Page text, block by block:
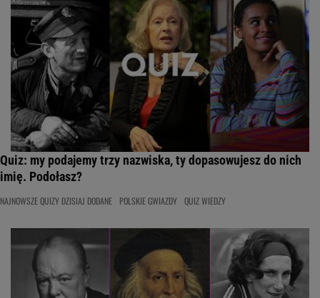
Quiz: my podajemy trzy nazwiska, ty dopasowujesz do nich
imię. Podołasz?
NAJNOWSZE QUIZY DZISIAJ DODANE POLSKIE GWIAZDY QUIZ WIEDZY